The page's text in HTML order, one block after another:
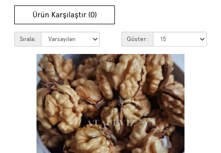
Ürün Karşılaştır (0)
Sırala: Göster: